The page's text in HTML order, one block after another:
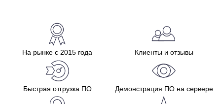
На рынке с 2015 года Клиенты и отзывы
Быстрая отгрузка ПО Демонстрация ПО на сервере